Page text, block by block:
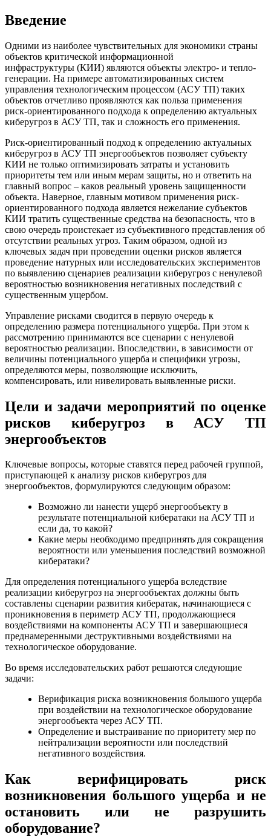
Введение
Одними из наиболее чувствительных для экономики страны
объектов критической информационной
инфраструктуры (КИИ) являются объекты электро- и тепло-
генерации. На примере автоматизированных систем
управления технологическим процессом (АСУ ТП) таких
объектов отчетливо проявляются как польза применения
риск-ориентированного подхода к определению актуальных
киберугроз в АСУ ТП, так и сложность его применения.
Риск-ориентированный подход к определению актуальных
киберугроз в АСУ ТП энергообъектов позволяет субъекту
КИИ не только оптимизировать затраты и установить
приоритеты тем или иным мерам защиты, но и ответить на
главный вопрос – каков реальный уровень защищенности
объекта. Наверное, главным мотивом применения риск-
ориентированного подхода является нежелание субъектов
КИИ тратить существенные средства на безопасность, что в
свою очередь проистекает из субъективного представления об
отсутствии реальных угроз. Таким образом, одной из
ключевых задач при проведении оценки рисков является
проведение натурных или исследовательских экспериментов
по выявлению сценариев реализации киберугроз с ненулевой
вероятностью возникновения негативных последствий с
существенным ущербом.
Управление рисками сводится в первую очередь к
определению размера потенциального ущерба. При этом к
рассмотрению принимаются все сценарии с ненулевой
вероятностью реализации. Впоследствии, в зависимости от
величины потенциального ущерба и специфики угрозы,
определяются меры, позволяющие исключить,
компенсировать, или нивелировать выявленные риски.
Цели и задачи мероприятий по оценке
рисков киберугроз в АСУ ТП
энергообъектов
Ключевые вопросы, которые ставятся перед рабочей группой,
приступающей к анализу рисков киберугроз для
энергообъектов, формулируются следующим образом:
Возможно ли нанести ущерб энергообъекту в
результате потенциальной кибератаки на АСУ ТП и
если да, то какой?
Какие меры необходимо предпринять для сокращения
вероятности или уменьшения последствий возможной
кибератаки?
Для определения потенциального ущерба вследствие
реализации киберугроз на энергообъектах должны быть
составлены сценарии развития кибератак, начинающиеся с
проникновения в периметр АСУ ТП, продолжающиеся
воздействиями на компоненты АСУ ТП и завершающиеся
преднамеренными деструктивными воздействиями на
технологическое оборудование.
Во время исследовательских работ решаются следующие
задачи:
Верификация риска возникновения большого ущерба
при воздействии на технологическое оборудование
энергообъекта через АСУ ТП.
Определение и выстраивание по приоритету мер по
нейтрализации вероятности или последствий
негативного воздействия.
Как верифицировать риск
возникновения большого ущерба и не
остановить или не разрушить
оборудование?